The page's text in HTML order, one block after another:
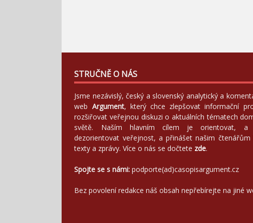
STRUČNĚ O NÁS
Jsme nezávislý, český a slovenský analytický a
web Argument, který chce zlepšovat informační
rozšiřovat veřejnou diskuzi o aktuálních tématech
světě. Naším hlavním cílem je orientovat, a
dezorientovat veřejnost, a přinášet našim čtenářům
texty a zprávy. Více o nás se dočtete zde.
Spojte se s námi: podporte(ad)casopisargument.cz
Bez povolení redakce náš obsah nepřebírejte na jiné